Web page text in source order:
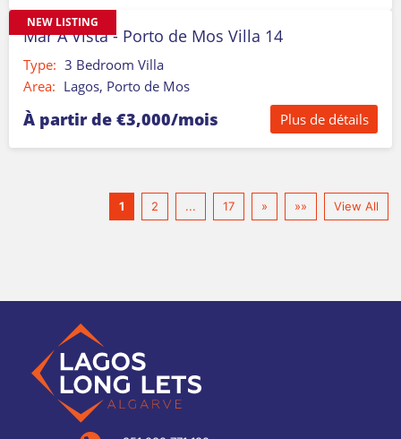
NEW LISTING
Mar A Vista - Porto de Mos Villa 14
Type: 3 Bedroom Villa
Area: Lagos, Porto de Mos
À partir de €3,000/mois Plus de détails
1 2 ... 17 » »» View All